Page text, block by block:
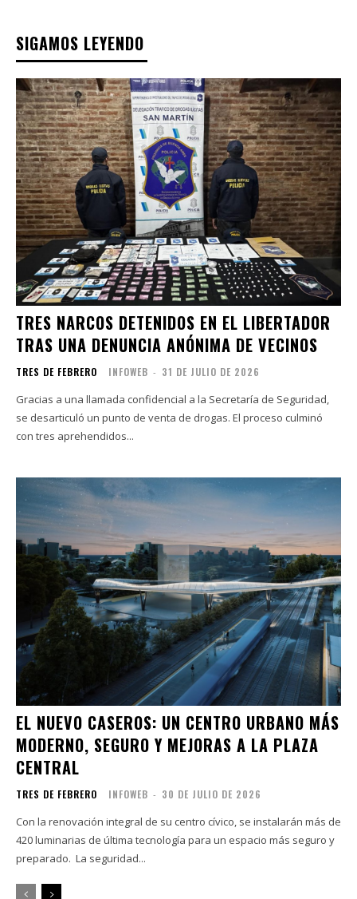
SIGAMOS LEYENDO
TRES NARCOS DETENIDOS EN EL LIBERTADOR
TRAS UNA DENUNCIA ANÓNIMA DE VECINOS
TRES DE FEBRERO INFOWEB - 31 DE JULIO DE 2026
Gracias a una llamada confidencial a la Secretaría de Seguridad,
se desarticuló un punto de venta de drogas. El proceso culminó
con tres aprehendidos...
EL NUEVO CASEROS: UN CENTRO URBANO MÁS
MODERNO, SEGURO Y MEJORAS A LA PLAZA
CENTRAL
TRES DE FEBRERO INFOWEB - 30 DE JULIO DE 2026
Con la renovación integral de su centro cívico, se instalarán más de
420 luminarias de última tecnología para un espacio más seguro y
preparado. La seguridad...